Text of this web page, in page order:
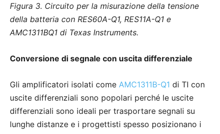
Figura 3. Circuito per la misurazione della tensione
della batteria con RES60A-Q1, RES11A-Q1 e
AMC1311BQ1 di Texas Instruments.
Conversione di segnale con uscita differenziale
Gli amplificatori isolati come AMC1311B-Q1 di TI con
uscite differenziali sono popolari perché le uscite
differenziali sono ideali per trasportare segnali su
lunghe distanze e i progettisti spesso posizionano i